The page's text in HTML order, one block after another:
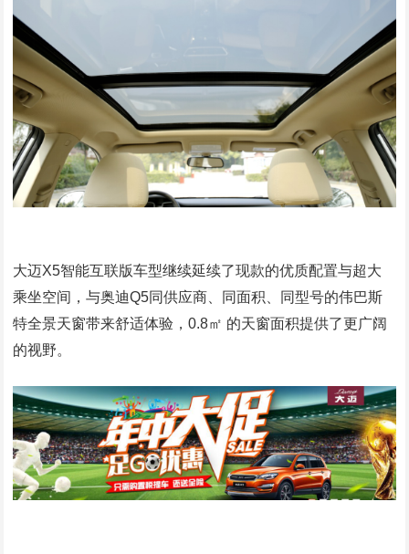
大迈X5智能互联版车型继续延续了现款的优质配置与超大
乘坐空间，与奥迪Q5同供应商、同面积、同型号的伟巴斯
特全景天窗带来舒适体验，0.8㎡ 的天窗面积提供了更广阔
的视野。